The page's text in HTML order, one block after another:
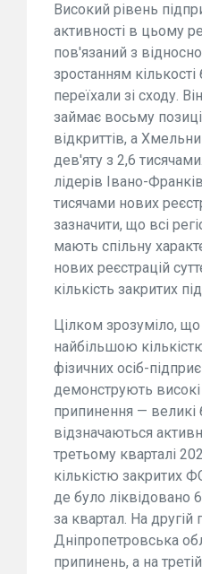
Високий рівень
активності в цьому
пов'язаний з
зростанням кількості
переїхали зі сходу.
займає восьму
відкриттів, а
дев'яту з 2,6
лідерів Івано-
тисячами нових
зазначити, що всі
мають спільну
нових реєстрацій
кількість закритих
Цілком зрозуміло, що
найбільшою
фізичних осіб-
демонструють високі
припинення — великі
відзначаються
третьому кварталі
кількістю закритих
де було ліквідовано
за квартал. На другій
Дніпропетровська
припинень, а на